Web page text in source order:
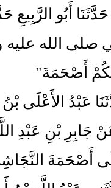
حَدَّثَنَا أَبُو
صلى الله
أَصْحَمَةَ"
حَدَّثَنَا عَبْدُ
جَابِرِ بْنِ عَبْدِ
أَصْحَمَةَ